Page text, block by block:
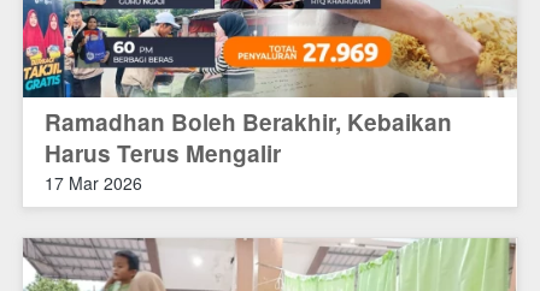
Ramadhan Boleh Berakhir, Kebaikan
Harus Terus Mengalir
17 Mar 2026